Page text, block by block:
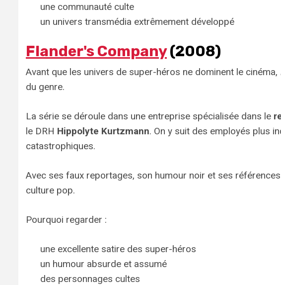
une communauté culte
un univers transmédia extrêmement développé
Flander's Company(2008)
Avant que les univers de super-héros ne dominent le cinéma,
du genre.
La série se déroule dans une entreprise spécialisée dans le
le DRH Hippolyte Kurtzmann. On y suit des employés plus
catastrophiques.
Avec ses faux reportages, son humour noir et ses
culture pop.
Pourquoi regarder :
une excellente satire des super-héros
un humour absurde et assumé
des personnages cultes